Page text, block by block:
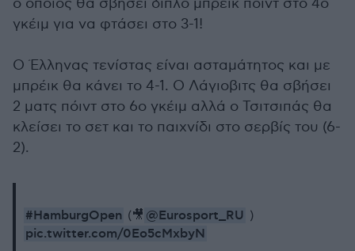
ο οποίος θα σβήσει διπλό μπρέικ πόιντ στο 4ο
γκέιμ για να φτάσει στο 3-1!
Ο Έλληνας τενίστας είναι ασταμάτητος και με
μπρέικ θα κάνει το 4-1. Ο Λάγιοβιτς θα σβήσει
2 ματς πόιντ στο 6ο γκέιμ αλλά ο Τσιτσιπάς θα
κλείσει το σετ και το παιχνίδι στο σερβίς του (6-
2).
#HamburgOpen (🎥 @Eurosport_RU )
pic.twitter.com/0Eo5cMxbyN